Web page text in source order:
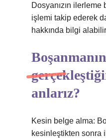
Dosyanızın
işlemi takip ederek
hakkında bilgi
Boşanmanın
anlarız?
Kesin belge alma:
kesinleştikten sonra